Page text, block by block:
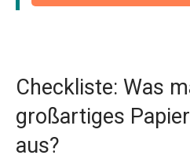
Checkliste: Was
großartiges
aus?